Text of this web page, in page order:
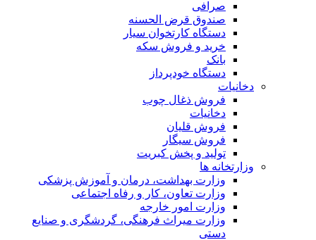
صندوق قرض الحسنه
دستگاه کارتخوان سیار
خرید و فروش سکه
دستگاه خودپرداز
فروش ذغال چوب
فروش قلیان
فروش سیگار
تولید و پخش کبریت
وزارتخانه ها
وزارت بهداشت، درمان و آموزش پزشکی
وزارت تعاون، کار و رفاه اجتماعی
وزارت امور خارجه
وزارت میراث فرهنگی، گردشگری و صنایع